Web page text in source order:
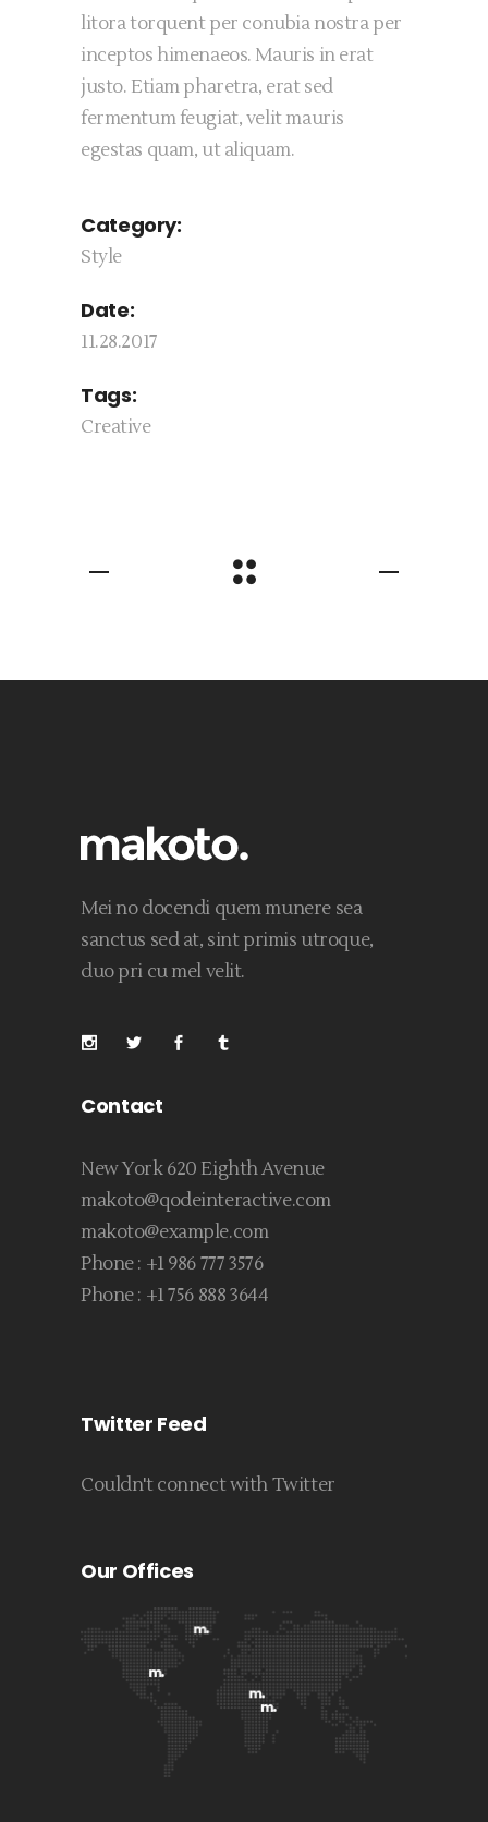
litora torquent per conubia nostra per
inceptos himenaeos. Mauris in erat
justo. Etiam pharetra, erat sed
fermentum feugiat, velit mauris
egestas quam, ut aliquam.
Category:
Style
Date:
11.28.2017
Tags:
Creative
Mei no docendi quem munere sea
sanctus sed at, sint primis utroque,
duo pri cu mel velit.
Contact
New York 620 Eighth Avenue
makoto@qodeinteractive.com
makoto@example.com
Phone : +1 986 777 3576
Phone : +1 756 888 3644
Twitter Feed
Couldn't connect with Twitter
Our Offices